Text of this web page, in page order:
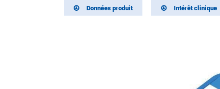
Données produit Intérêt clinique